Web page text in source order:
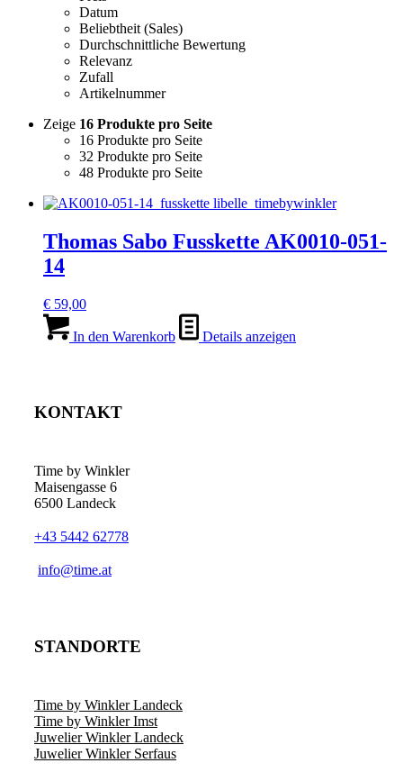
Datum
Beliebtheit (Sales)
Durchschnittliche Bewertung
Relevanz
Zufall
Artikelnummer
Zeige 16 Produkte pro Seite
16 Produkte pro Seite
32 Produkte pro Seite
48 Produkte pro Seite
Thomas Sabo Fusskette AK0010-051-
14
€ 59,00
In den Warenkorb Details anzeigen
KONTAKT
Time by Winkler
Maisengasse 6
6500 Landeck
+43 5442 62778
­info@time.at
STANDORTE
Time by Winkler Landeck
Time by Winkler Imst
Juwelier Winkler Landeck
Juwelier Winkler Serfaus